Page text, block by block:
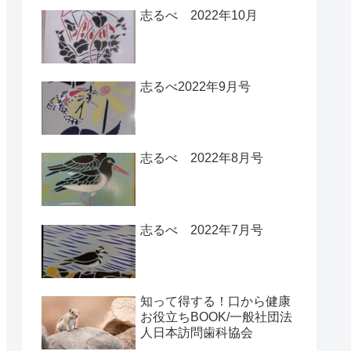
志るべ 2022年10月
志るべ2022年9月号
志るべ 2022年8月号
志るべ 2022年7月号
知って得する！口から健康
お役立ちBOOK/一般社団法
人日本訪問歯科協会￼